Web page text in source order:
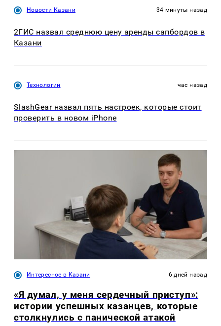
Новости Казани 34 минуты назад
2ГИС назвал среднюю цену аренды сапбордов в
Казани
Технологии час назад
SlashGear назвал пять настроек, которые стоит
проверить в новом iPhone
Интересное в Казани 6 дней назад
«Я думал, у меня сердечный приступ»:
истории успешных казанцев, которые
столкнулись с панической атакой